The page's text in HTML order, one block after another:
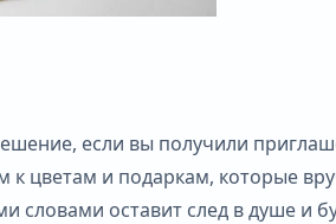
если вы получили
к цветам и подаркам, которые
оставит след в душе и